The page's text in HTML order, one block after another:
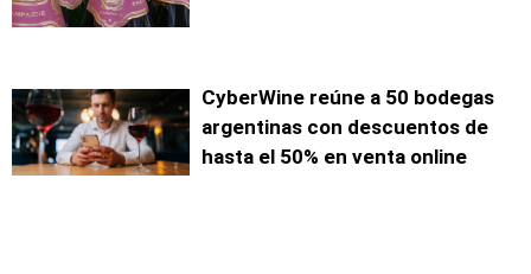
CyberWine reúne a 50 bodegas
argentinas con descuentos de
hasta el 50% en venta online